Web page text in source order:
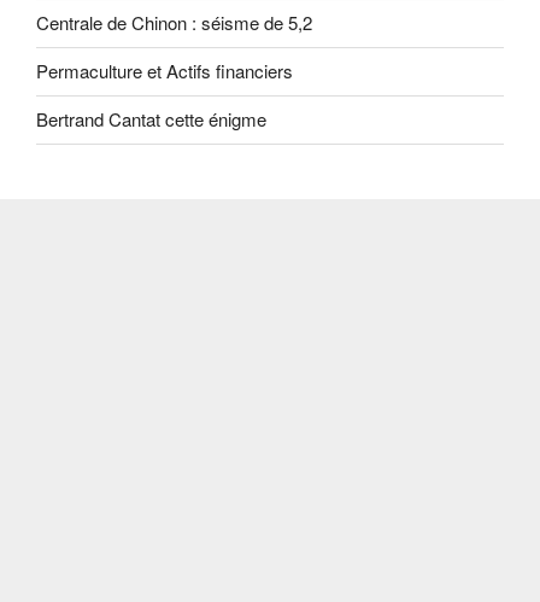
Centrale de Chinon : séisme de 5,2
Permaculture et Actifs financiers
Bertrand Cantat cette énigme